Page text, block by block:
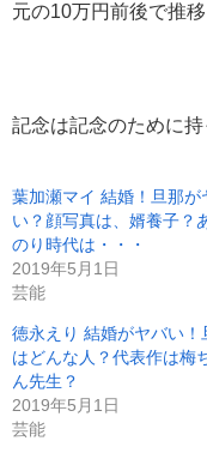
元の10万円前後で推移
記念は記念のために持
葉加瀬マイ 結婚！旦那が
い？顔写真は、婿養子？
のり時代は・・・
2019年5月1日
芸能
徳永えり 結婚がヤバい！
はどんな人？代表作は梅
ん先生？
2019年5月1日
芸能